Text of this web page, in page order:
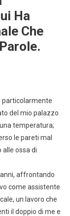
Ha
Che
particolarmente
del mio palazzo
temperatura;
le pareti mal
ossa di
affrontando
come assistente
un lavoro che
il doppio di me e